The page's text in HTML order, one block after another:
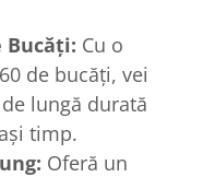
Bucăți: Cu o
de bucăți, vei
lungă durată
timp.
Oferă un